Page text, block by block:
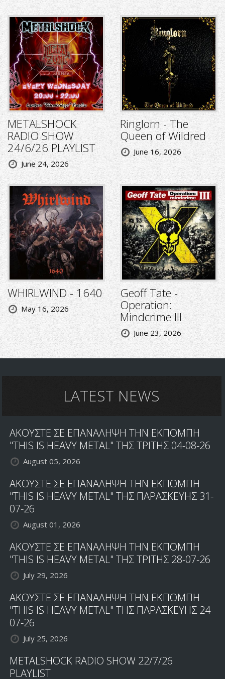
METALSHOCK
RADIO SHOW
24/6/26 PLAYLIST
June 24, 2026
Ringlorn - The
Queen of Wildred
June 16, 2026
WHIRLWIND - 1640
May 16, 2026
Geoff Tate -
Operation:
Mindcrime III
June 23, 2026
LATEST NEWS
ΑΚΟΥΣΤΕ ΣΕ ΕΠΑΝΑΛΗΨΗ ΤΗΝ ΕΚΠΟΜΠΗ
"THIS IS HEAVY METAL" ΤΗΣ ΤΡΙΤΗΣ 04-08-26
August 05, 2026
ΑΚΟΥΣΤΕ ΣΕ ΕΠΑΝΑΛΗΨΗ ΤΗΝ ΕΚΠΟΜΠΗ
"THIS IS HEAVY METAL" ΤΗΣ ΠΑΡΑΣΚΕΥΗΣ 31-
07-26
August 01, 2026
ΑΚΟΥΣΤΕ ΣΕ ΕΠΑΝΑΛΗΨΗ ΤΗΝ ΕΚΠΟΜΠΗ
"THIS IS HEAVY METAL" ΤΗΣ ΤΡΙΤΗΣ 28-07-26
July 29, 2026
ΑΚΟΥΣΤΕ ΣΕ ΕΠΑΝΑΛΗΨΗ ΤΗΝ ΕΚΠΟΜΠΗ
"THIS IS HEAVY METAL" ΤΗΣ ΠΑΡΑΣΚΕΥΗΣ 24-
07-26
July 25, 2026
METALSHOCK RADIO SHOW 22/7/26
PLAYLIST